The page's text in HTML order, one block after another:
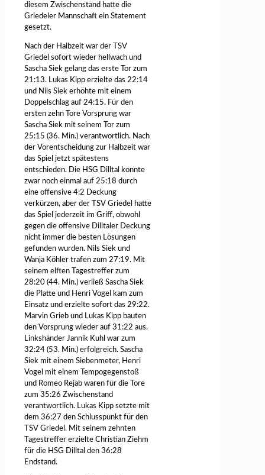
diesem Zwischenstand hatte die
Griedeler Mannschaft ein Statement
gesetzt.
Nach der Halbzeit war der TSV
Griedel sofort wieder hellwach und
Sascha Siek gelang das erste Tor zum
21:13. Lukas Kipp erzielte das 22:14
und Nils Siek erhöhte mit einem
Doppelschlag auf 24:15. Für den
ersten zehn Tore Vorsprung war
Sascha Siek mit seinem Tor zum
25:15 (36. Min.) verantwortlich. Nach
der Vorentscheidung zur Halbzeit war
das Spiel jetzt spätestens
entschieden. Die HSG Dilltal konnte
zwar noch einmal auf 25:18 durch
eine offensive 4:2 Deckung
verkürzen, aber der TSV Griedel hatte
das Spiel jederzeit im Griff, obwohl
gegen die offensive Dilltaler Deckung
nicht immer die besten Lösungen
gefunden wurden. Nils Siek und
Wanja Köhler trafen zum 27:19. Mit
seinem elften Tagestreffer zum
28:20 (44. Min.) verließ Sascha Siek
die Platte und Henri Vogel kam zum
Einsatz und erzielte sofort das 29:22.
Marvin Grieb und Lukas Kipp bauten
den Vorsprung wieder auf 31:22 aus.
Linkshänder Jannik Kuhl war zum
32:24 (53. Min.) erfolgreich. Sascha
Siek mit einem Siebenmeter, Henri
Vogel mit einem Tempogegenstoß
und Romeo Rejab waren für die Tore
zum 35:26 Zwischenstand
verantwortlich. Lukas Kipp setzte mit
dem 36:27 den Schlusspunkt für den
TSV Griedel. Mit seinem zehnten
Tagestreffer erzielte Christian Ziehm
für die HSG Dilltal den 36:28
Endstand.